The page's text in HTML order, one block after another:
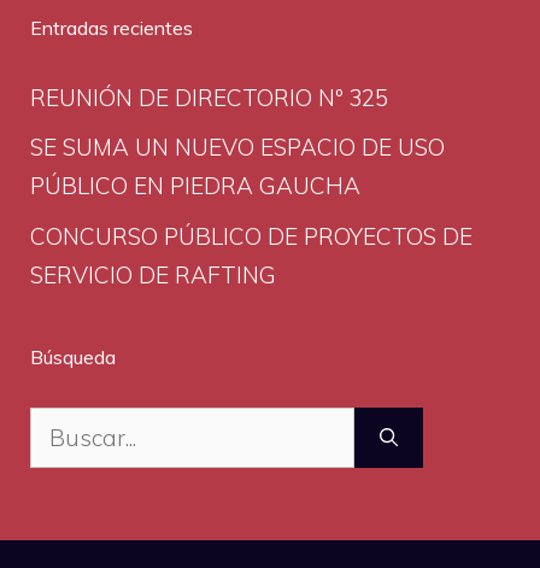
Entradas recientes
REUNIÓN DE DIRECTORIO Nº 325
SE SUMA UN NUEVO ESPACIO DE USO
PÚBLICO EN PIEDRA GAUCHA
CONCURSO PÚBLICO DE PROYECTOS DE
SERVICIO DE RAFTING
Búsqueda
Buscar: